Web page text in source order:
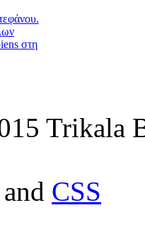
στη
Trikala
and CSS